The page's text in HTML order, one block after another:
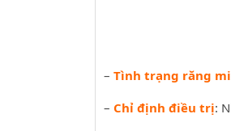
– Tình trạng răng
– Chỉ định điều trị: